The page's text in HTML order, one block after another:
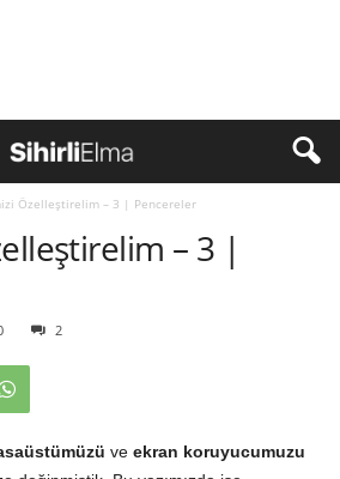
Özelleştirelim – 3 | Pencereler
– 3 |
2
ve ekran koruyucumuzu